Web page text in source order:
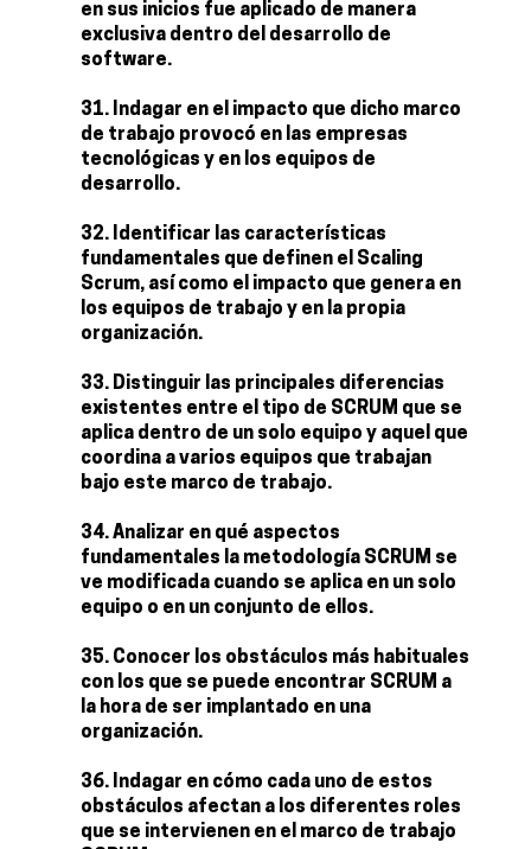
en sus inicios fue aplicado de manera
exclusiva dentro del desarrollo de
software.
Indagar en el impacto que dicho marco
de trabajo provocó en las empresas
tecnológicas y en los equipos de
desarrollo.
Identificar las características
fundamentales que definen el Scaling
Scrum, así como el impacto que genera en
los equipos de trabajo y en la propia
organización.
Distinguir las principales diferencias
existentes entre el tipo de SCRUM que se
aplica dentro de un solo equipo y aquel que
coordina a varios equipos que trabajan
bajo este marco de trabajo.
Analizar en qué aspectos
fundamentales la metodología SCRUM se
ve modificada cuando se aplica en un solo
equipo o en un conjunto de ellos.
Conocer los obstáculos más habituales
con los que se puede encontrar SCRUM a
la hora de ser implantado en una
organización.
Indagar en cómo cada uno de estos
obstáculos afectan a los diferentes roles
que se intervienen en el marco de trabajo